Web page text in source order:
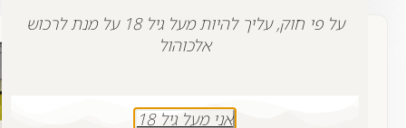
על פי חוק, עליך להיות מעל גיל 18 על מנת לרכוש
אלכוהול
אני מעל גיל 18